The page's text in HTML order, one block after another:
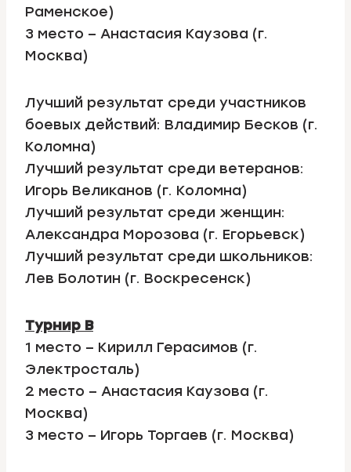
Раменское)
3 место – Анастасия Каузова (г.
Москва)
Лучший результат среди участников
боевых действий: Владимир Бесков (г.
Коломна)
Лучший результат среди ветеранов:
Игорь Великанов (г. Коломна)
Лучший результат среди женщин:
Александра Морозова (г. Егорьевск)
Лучший результат среди школьников:
Лев Болотин (г. Воскресенск)
Турнир B
1 место – Кирилл Герасимов (г.
Электросталь)
2 место – Анастасия Каузова (г.
Москва)
3 место – Игорь Торгаев (г. Москва)